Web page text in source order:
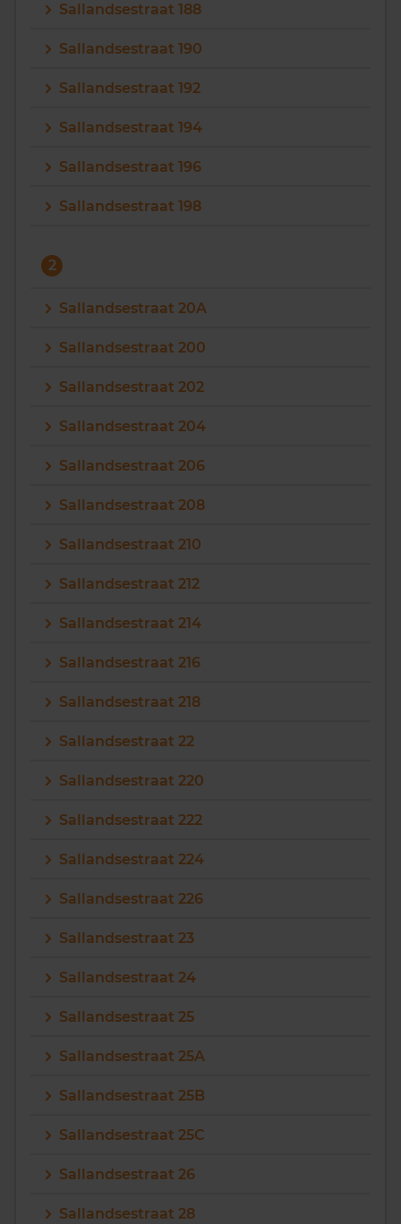
Sallandsestraat 188
Sallandsestraat 190
Sallandsestraat 192
Sallandsestraat 194
Sallandsestraat 196
Sallandsestraat 198
2
Sallandsestraat 20A
Sallandsestraat 200
Sallandsestraat 202
Sallandsestraat 204
Sallandsestraat 206
Sallandsestraat 208
Sallandsestraat 210
Sallandsestraat 212
Sallandsestraat 214
Sallandsestraat 216
Sallandsestraat 218
Sallandsestraat 22
Sallandsestraat 220
Sallandsestraat 222
Sallandsestraat 224
Sallandsestraat 226
Sallandsestraat 23
Sallandsestraat 24
Sallandsestraat 25
Sallandsestraat 25A
Sallandsestraat 25B
Sallandsestraat 25C
Sallandsestraat 26
Sallandsestraat 28